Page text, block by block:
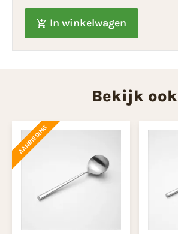
In winkelwagen
Bekijk ook
AANBIEDING